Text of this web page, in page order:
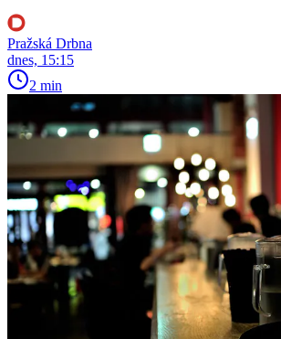
Pražská Drbna
dnes, 15:15
2 min